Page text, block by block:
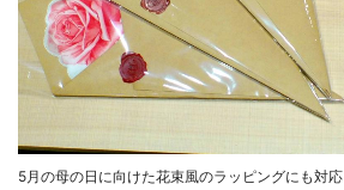
5月の母の日に向けた花束風のラッピングにも対応